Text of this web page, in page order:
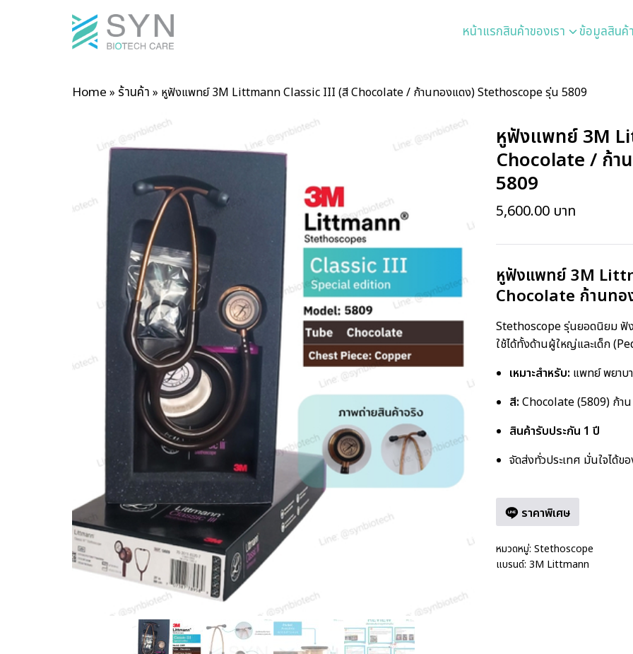
หน้าแรกสินค้าของเรา ข้อมูลสินค้า
Home » ร้านค้า » หูฟังแพทย์ 3M Littmann Classic III (สี Chocolate / ก้านทองแดง) Stethoscope รุ่น 5809
หูฟังแพทย์ 3M
Chocolate / ก้า
5809
5,600.00 บาท
หูฟังแพทย์ 3M
Chocolate ก้านทอ
Stethoscope รุ่นยอดนิยม ฟั
ใช้ได้ทั้งด้านผู้ใหญ่และเด็ก
เหมาะสำหรับ: แพทย์ พยาบ
สี: Chocolate (5809) ก้า
สินค้ารับประกัน 1 ปี
จัดส่งทั่วประเทศ มั่นใจได้ข
ราคาพิเศษ
หมวดหมู่: Stethoscope
แบรนด์: 3M Littmann